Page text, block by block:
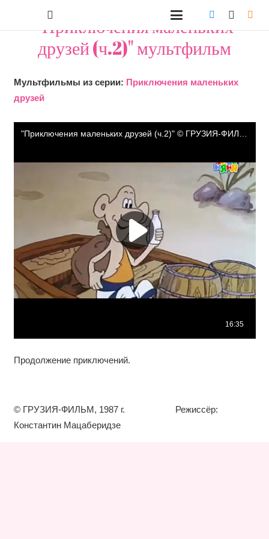
"Приключения маленьких
друзей (ч.2)" мультфильм
Мультфильмы из серии: Приключения маленьких
друзей
Продолжение приключений.
© ГРУЗИЯ-ФИЛЬМ, 1987 г. Режиссёр:
Константин Мацаберидзе